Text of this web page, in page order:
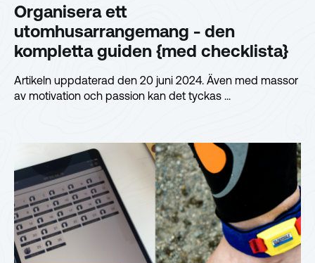
Organisera ett
utomhusarrangemang - den
kompletta guiden {med checklista}
Artikeln uppdaterad den 20 juni 2024. Även med massor
av motivation och passion kan det tyckas ...